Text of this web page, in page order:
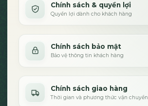
Chính sách & quyền lợi
Quyền lợi dành cho khách hàng
Chính sách bảo mật
Bảo vệ thông tin khách hàng
Chính sách giao hàng
Thời gian và phương thức vận chuyển